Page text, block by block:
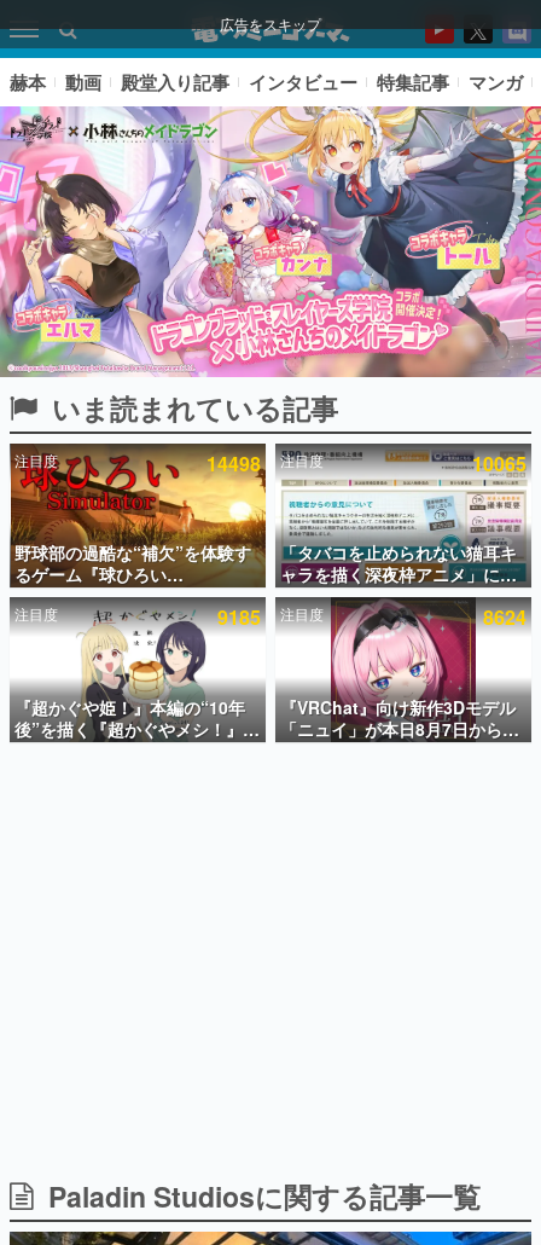
広告をスキップ
ピックアップ
電ファミのいま読まれている記事ランキング
アプリセール情報
インタビュー
連載・特集一覧
殿堂入り記事
SNS拡散数が数千以上！ ページビュー数万以上！ などな
ど。多くの人々に読まれた、電ファミ渾身の“殿堂入り”記
事をまとめました。
日本のモバイルゲーム史における主要なトピック・タイト
ルを網羅するほか、開発者へのインタビューや識者による
解説を掲載。約20年の歴史が一望できる決定版！
赫本 動画 殿堂入り記事 インタビュー 特集記事 マンガ
いま読まれている記事
注目度 14498
野球部の過酷な“補欠”を体験す
るゲーム『球ひろい
Simulator』が「1件」のウィッ
シュリストをもとにチェコ語に
対応しSNSで話題に。『キング
ダム・カム』開発元やチェコの
プロ野球選手から称賛の声
注目度 10065
「タバコを止められない猫耳キ
ャラを描く深夜枠アニメ」に視
聴者の一部から批判意見。違法
薬物の使用と思しき描写も含め
て、BPOが議論を交わす
注目度 9185
『超かぐや姫！』本編の“10年
後”を描く『超かぐやメシ！』
Web連載決定。新たなWebマン
注目度 8624
『VRChat』向け新作3Dモデル
「ニュイ」が本日8月7日から
BOOTHにて発売。瞳に光る星
Paladin Studiosに関する記事一覧